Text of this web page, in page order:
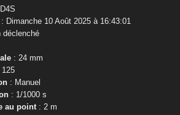
Dimanche 10 Août 2025 à 16:43:01
: 24 mm
: Manuel
: 1/1000 s
au point: 2 m